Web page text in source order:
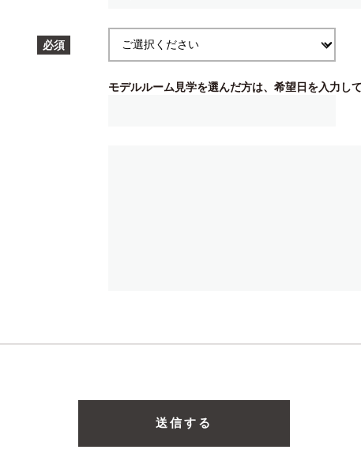
モデルルーム見学を選んだ方は、希望日を入力して